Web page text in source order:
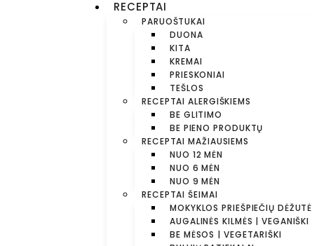
RECEPTAI
PARUOŠTUKAI
DUONA
KITA
KREMAI
PRIESKONIAI
TEŠLOS
RECEPTAI ALERGIŠKIEMS
BE GLITIMO
BE PIENO PRODUKTŲ
RECEPTAI MAŽIAUSIEMS
NUO 12 MĖN
NUO 6 MĖN
NUO 9 MĖN
RECEPTAI ŠEIMAI
MOKYKLOS PRIEŠPIEČIŲ DĖŽUTĖ
AUGALINĖS KILMĖS | VEGANIŠKI
BE MĖSOS | VEGETARIŠKI